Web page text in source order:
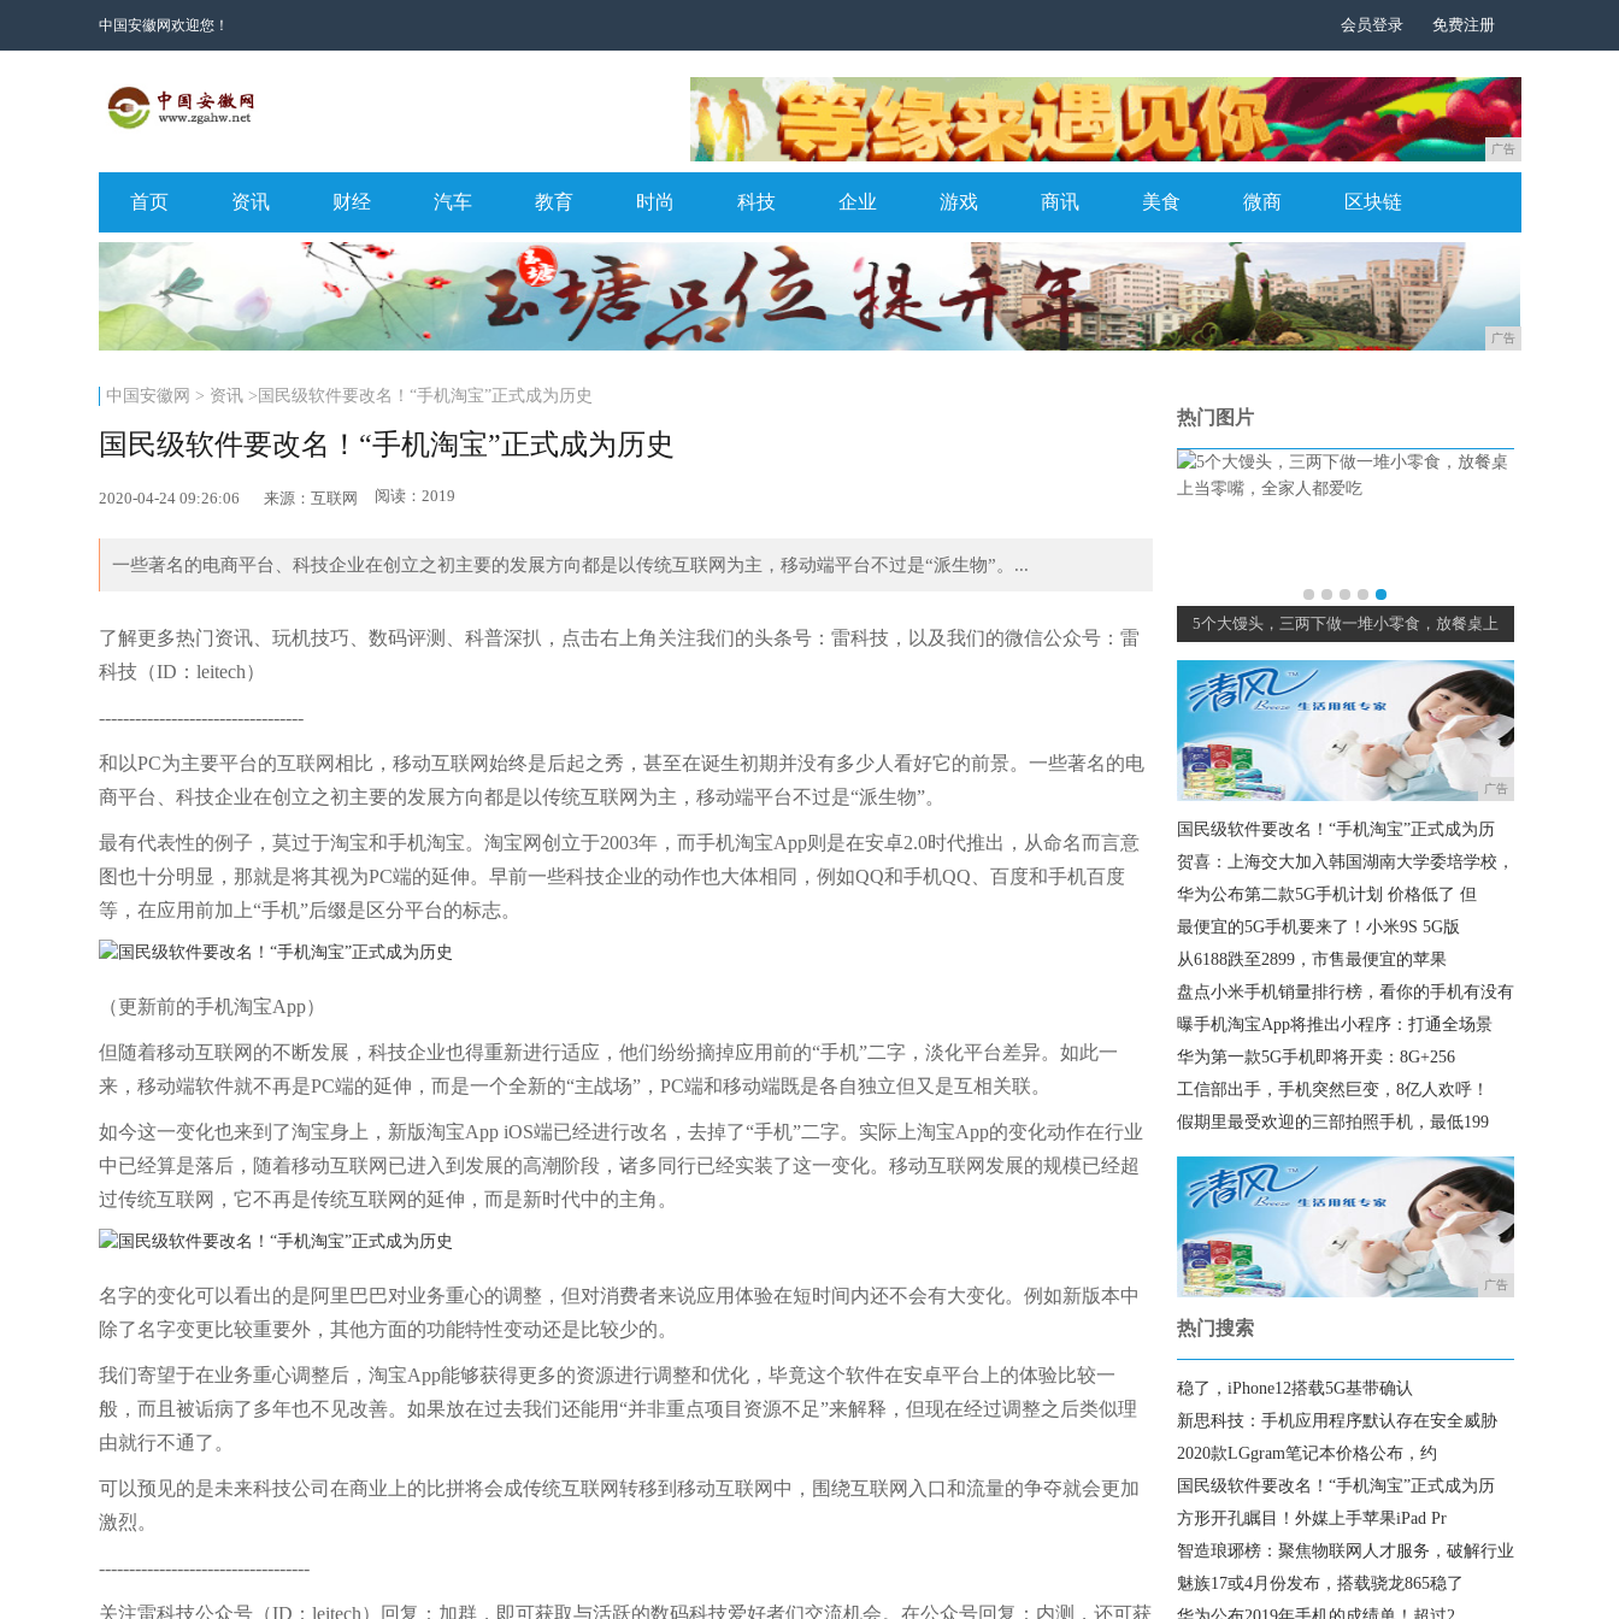
中国安徽网欢迎您！ 会员登录 免费注册
广告
首页 资讯 财经 汽车 教育 时尚 科技 企业 游戏 商讯 美食 微商 区块链
广告
中国安徽网 > 资讯>国民级软件要改名！“手机淘宝”正式成为历史
国民级软件要改名！“手机淘宝”正式成为历史
2020-04-24 09:26:06 来源：互联网 阅读：2019
一些著名的电商平台、科技企业在创立之初主要的发展方向都是以传统互联网为主，移动端平台不过是“派生物”。...
了解更多热门资讯、玩机技巧、数码评测、科普深扒，点击右上角关注我们的头条号：雷科技，以及我们的微信公众号：雷
科技（ID：leitech）
----------------------------------
和以PC为主要平台的互联网相比，移动互联网始终是后起之秀，甚至在诞生初期并没有多少人看好它的前景。一些著名的电
商平台、科技企业在创立之初主要的发展方向都是以传统互联网为主，移动端平台不过是“派生物”。
最有代表性的例子，莫过于淘宝和手机淘宝。淘宝网创立于2003年，而手机淘宝App则是在安卓2.0时代推出，从命名而言意
图也十分明显，那就是将其视为PC端的延伸。早前一些科技企业的动作也大体相同，例如QQ和手机QQ、百度和手机百度
等，在应用前加上“手机”后缀是区分平台的标志。
（更新前的手机淘宝App）
但随着移动互联网的不断发展，科技企业也得重新进行适应，他们纷纷摘掉应用前的“手机”二字，淡化平台差异。如此一
来，移动端软件就不再是PC端的延伸，而是一个全新的“主战场”，PC端和移动端既是各自独立但又是互相关联。
如今这一变化也来到了淘宝身上，新版淘宝App iOS端已经进行改名，去掉了“手机”二字。实际上淘宝App的变化动作在行业
中已经算是落后，随着移动互联网已进入到发展的高潮阶段，诸多同行已经实装了这一变化。移动互联网发展的规模已经超
过传统互联网，它不再是传统互联网的延伸，而是新时代中的主角。
名字的变化可以看出的是阿里巴巴对业务重心的调整，但对消费者来说应用体验在短时间内还不会有大变化。例如新版本中
除了名字变更比较重要外，其他方面的功能特性变动还是比较少的。
我们寄望于在业务重心调整后，淘宝App能够获得更多的资源进行调整和优化，毕竟这个软件在安卓平台上的体验比较一
般，而且被诟病了多年也不见改善。如果放在过去我们还能用“并非重点项目资源不足”来解释，但现在经过调整之后类似理
由就行不通了。
可以预见的是未来科技公司在商业上的比拼将会成传统互联网转移到移动互联网中，围绕互联网入口和流量的争夺就会更加
激烈。
-----------------------------------
关注雷科技公众号（ID：leitech）回复：加群，即可获取与活跃的数码科技爱好者们交流机会。在公众号回复：内测，还可获
热门图片
日本大厨的生鱼片，米其林大厨片面包，中国 炸酥肉时，最忌讳直接下锅炸，多加两步，酥 5个大馒头，三两下做一堆小零食，放餐桌上
广告
国民级软件要改名！“手机淘宝”正式成为历
贺喜：上海交大加入韩国湖南大学委培学校，
华为公布第二款5G手机计划 价格低了 但
最便宜的5G手机要来了！小米9S 5G版
从6188跌至2899，市售最便宜的苹果
盘点小米手机销量排行榜，看你的手机有没有
曝手机淘宝App将推出小程序：打通全场景
华为第一款5G手机即将开卖：8G+256
工信部出手，手机突然巨变，8亿人欢呼！
假期里最受欢迎的三部拍照手机，最低199
广告
热门搜索
稳了，iPhone12搭载5G基带确认
新思科技：手机应用程序默认存在安全威胁
2020款LGgram笔记本价格公布，约
国民级软件要改名！“手机淘宝”正式成为历
方形开孔瞩目！外媒上手苹果iPad Pr
智造琅琊榜：聚焦物联网人才服务，破解行业
魅族17或4月份发布，搭载骁龙865稳了